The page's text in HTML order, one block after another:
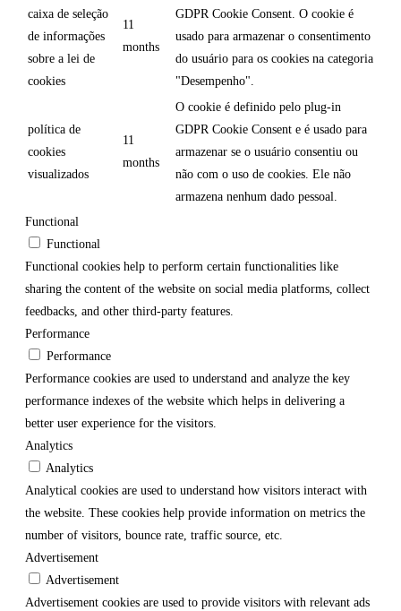
caixa de seleção
de informações
sobre a lei de
cookies
11
months
GDPR Cookie Consent. O cookie é
usado para armazenar o consentimento
do usuário para os cookies na categoria
"Desempenho".
política de
cookies
visualizados
11
months
O cookie é definido pelo plug-in
GDPR Cookie Consent e é usado para
armazenar se o usuário consentiu ou
não com o uso de cookies. Ele não
armazena nenhum dado pessoal.
Functional
Functional
Functional cookies help to perform certain functionalities like
sharing the content of the website on social media platforms, collect
feedbacks, and other third-party features.
Performance
Performance
Performance cookies are used to understand and analyze the key
performance indexes of the website which helps in delivering a
better user experience for the visitors.
Analytics
Analytics
Analytical cookies are used to understand how visitors interact with
the website. These cookies help provide information on metrics the
number of visitors, bounce rate, traffic source, etc.
Advertisement
Advertisement
Advertisement cookies are used to provide visitors with relevant ads